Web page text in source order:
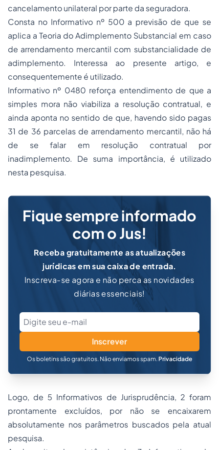
cancelamento unilateral por parte da seguradora.
Consta no Informativo nº 500 a previsão de que se
aplica a Teoria do Adimplemento Substancial em caso
de arrendamento mercantil com substancialidade de
adimplemento. Interessa ao presente artigo, e
consequentemente é utilizado.
Informativo nº 0480 reforça entendimento de que a
simples mora não viabiliza a resolução contratual, e
ainda aponta no sentido de que, havendo sido pagas
31 de 36 parcelas de arrendamento mercantil, não há
de se falar em resolução contratual por
inadimplemento. De suma importância, é utilizado
nesta pesquisa.
Fique sempre informado
com o Jus!
Receba gratuitamente as atualizações
jurídicas em sua caixa de entrada.
Inscreva-se agora e não perca as novidades
diárias essenciais!
Inscrever
Os boletins são gratuitos. Não enviamos spam. Privacidade
Logo, de 5 Informativos de Jurisprudência, 2 foram
prontamente excluídos, por não se encaixarem
absolutamente nos parâmetros buscados pela atual
pesquisa.